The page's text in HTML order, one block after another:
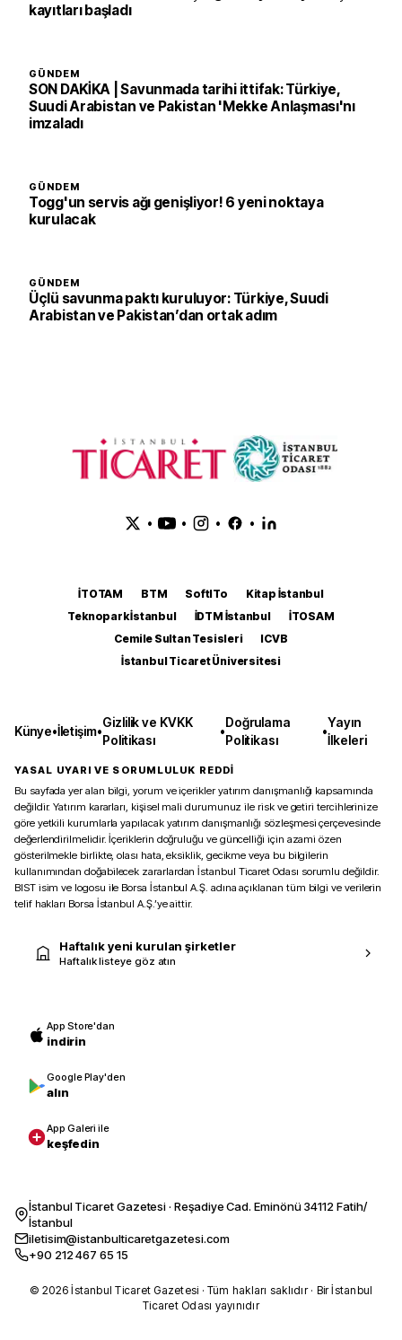
kayıtları başladı
GÜNDEM
SON DAKİKA | Savunmada tarihi ittifak: Türkiye,
Suudi Arabistan ve Pakistan 'Mekke Anlaşması'nı
imzaladı
GÜNDEM
Togg'un servis ağı genişliyor! 6 yeni noktaya
kurulacak
GÜNDEM
Üçlü savunma paktı kuruluyor: Türkiye, Suudi
Arabistan ve Pakistan’dan ortak adım
• • • •
İTOTAM BTM SoftITo
Kitap İstanbul
Teknopark İstanbul
İDTM İstanbul
İTOSAM
Cemile Sultan Tesisleri
ICVB
İstanbul Ticaret Üniversitesi
Künye•İletişim•
Gizlilik ve KVKK
Politikası
•
Doğrulama
Politikası
•
Yayın
İlkeleri
YASAL UYARI VE SORUMLULUK REDDİ
Bu sayfada yer alan bilgi, yorum ve içerikler yatırım danışmanlığı kapsamında
değildir. Yatırım kararları, kişisel mali durumunuz ile risk ve getiri tercihlerinize
göre yetkili kurumlarla yapılacak yatırım danışmanlığı sözleşmesi çerçevesinde
değerlendirilmelidir. İçeriklerin doğruluğu ve güncelliği için azami özen
gösterilmekle birlikte, olası hata, eksiklik, gecikme veya bu bilgilerin
kullanımından doğabilecek zararlardan İstanbul Ticaret Odası sorumlu değildir.
BIST isim ve logosu ile Borsa İstanbul A.Ş. adına açıklanan tüm bilgi ve verilerin
telif hakları Borsa İstanbul A.Ş.’ye aittir.
Haftalık yeni kurulan şirketler
Haftalık listeye göz atın
App Store'dan
indirin
Google Play'den
alın
App Galeri ile
keşfedin
İstanbul Ticaret Gazetesi · Reşadiye Cad. Eminönü 34112 Fatih/
İstanbul
iletisim@istanbulticaretgazetesi.com
+90 212 467 65 15
© 2026 İstanbul Ticaret Gazetesi · Tüm hakları saklıdır · Bir İstanbul
Ticaret Odası yayınıdır